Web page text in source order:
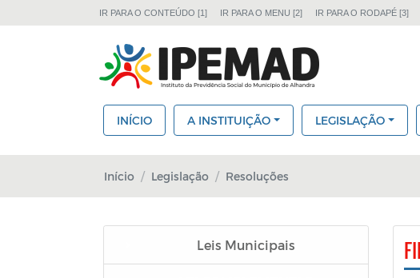
IR PARA O CONTEÚDO [1] IR PARA O MENU [2] IR PARA O RODAPÉ [3]
INÍCIO A INSTITUIÇÃO LEGISLAÇÃO
Início Legislação Resoluções
Leis Municipais